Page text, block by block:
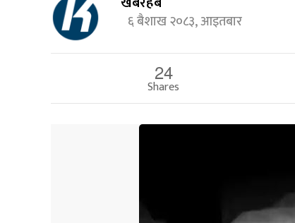
६ बैशाख २०८३, आइतबार
24
Shares